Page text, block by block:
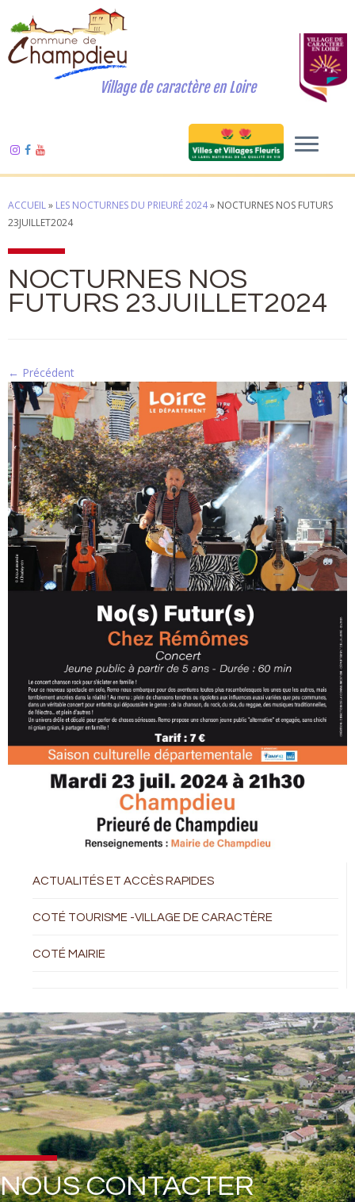
Village de caractère en Loire
ACCUEIL» LES NOCTURNES DU PRIEURÉ 2024» NOCTURNES NOS FUTURS
23JUILLET2024
NOCTURNES NOS
FUTURS 23JUILLET2024
← Précédent
ACTUALITÉS ET ACCÈS RAPIDES
COTÉ TOURISME -VILLAGE DE CARACTÈRE
COTÉ MAIRIE
NOUS CONTACTER